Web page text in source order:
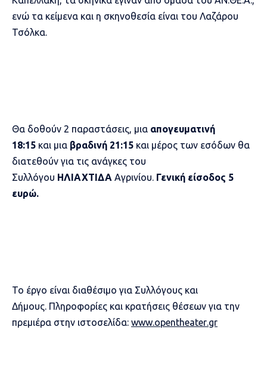
ενώ τα κείμενα και η σκηνοθεσία είναι του Λαζάρου
Τσόλκα.
Θα δοθούν 2 παραστάσεις, μια απογευματινή
18:15 και μια βραδινή 21:15 και μέρος των εσόδων θα
διατεθούν για τις ανάγκες του
Συλλόγου ΗΛΙΑΧΤΙΔΑ Αγρινίου. Γενική είσοδος 5
ευρώ.
Το έργο είναι διαθέσιμο για Συλλόγους και
Δήμους. Πληροφορίες και κρατήσεις θέσεων για την
πρεμιέρα στην ιστοσελίδα: www.opentheater.gr